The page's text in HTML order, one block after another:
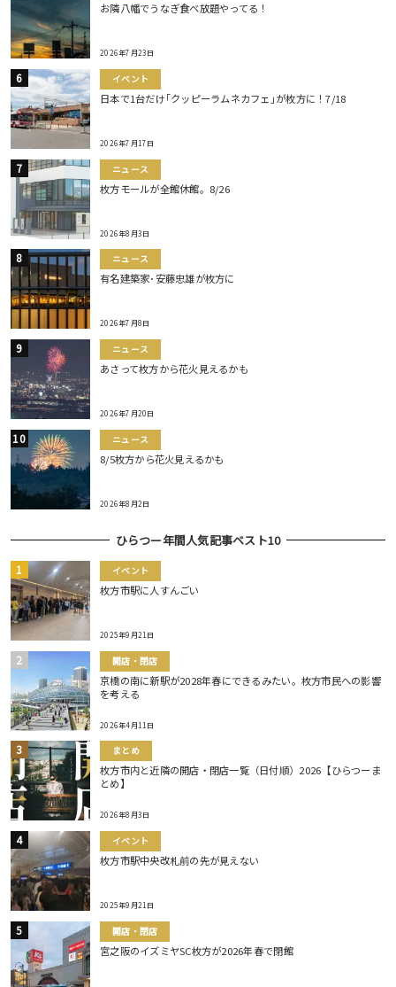
お隣八幡でうなぎ食べ放題やってる！
2026年7月23日
イベント
日本で1台だけ｢クッピーラムネカフェ｣が枚方に！7/18
2026年7月17日
ニュース
枚方モールが全館休館。8/26
2026年8月3日
ニュース
有名建築家･安藤忠雄が枚方に
2026年7月8日
ニュース
あさって枚方から花火見えるかも
2026年7月20日
ニュース
8/5枚方から花火見えるかも
2026年8月2日
ひらつー年間人気記事ベスト10
イベント
枚方市駅に人すんごい
2025年9月21日
開店・閉店
京橋の南に新駅が2028年春にできるみたい。枚方市民への影響
を考える
2026年4月11日
まとめ
枚方市内と近隣の開店・閉店一覧（日付順）2026【ひらつーま
とめ】
2026年8月3日
イベント
枚方市駅中央改札前の先が見えない
2025年9月21日
開店・閉店
宮之阪のイズミヤSC枚方が2026年春で閉館